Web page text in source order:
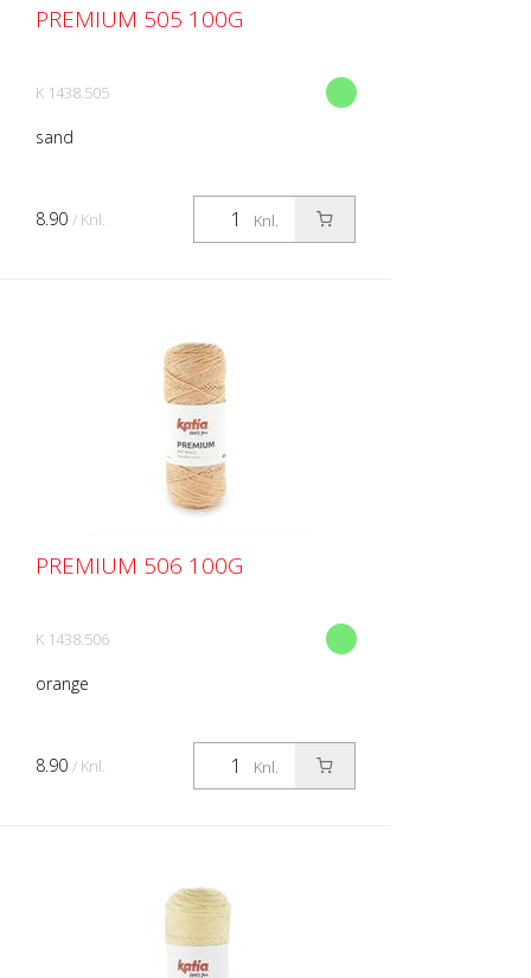
PREMIUM 505 100G
K 1438.505
sand
Knl.
8.90 / Knl.
PREMIUM 506 100G
K 1438.506
orange
Knl.
8.90 / Knl.